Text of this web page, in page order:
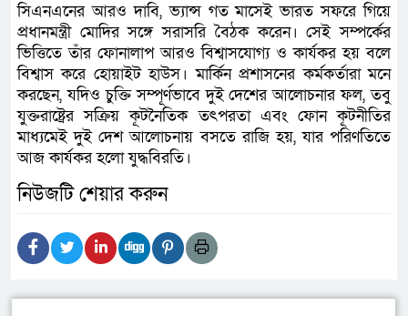
সিএনএনের আরও দাবি, ভ্যান্স গত মাসেই ভারত সফরে গিয়ে
প্রধানমন্ত্রী মোদির সঙ্গে সরাসরি বৈঠক করেন। সেই সম্পর্কের
ভিত্তিতে তাঁর ফোনালাপ আরও বিশ্বাসযোগ্য ও কার্যকর হয় বলে
বিশ্বাস করে হোয়াইট হাউস। মার্কিন প্রশাসনের কর্মকর্তারা মনে
করছেন, যদিও চুক্তি সম্পূর্ণভাবে দুই দেশের আলোচনার ফল, তবু
যুক্তরাষ্ট্রের সক্রিয় কূটনৈতিক তৎপরতা এবং ফোন কূটনীতির
মাধ্যমেই দুই দেশ আলোচনায় বসতে রাজি হয়, যার পরিণতিতে
আজ কার্যকর হলো যুদ্ধবিরতি।
নিউজটি শেয়ার করুন